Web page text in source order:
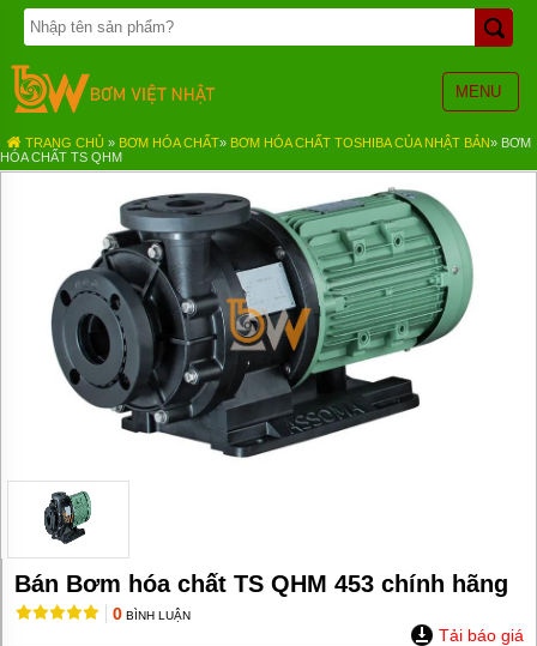
MENU
TRANG
CHỦ
BƠM
BÁNH
BƠM
LƯỢNG
MÁY
BƠM
HÚT
BÙN
TRANG CHỦ » BƠM HÓA CHẤT» BƠM HÓA CHẤT TOSHIBA CỦA NHẬT BẢN» BƠM
HÓA CHẤT TS QHM
Bán Bơm hóa chất TS QHM 453 chính hãng
0 BÌNH LUẬN
Tải báo giá